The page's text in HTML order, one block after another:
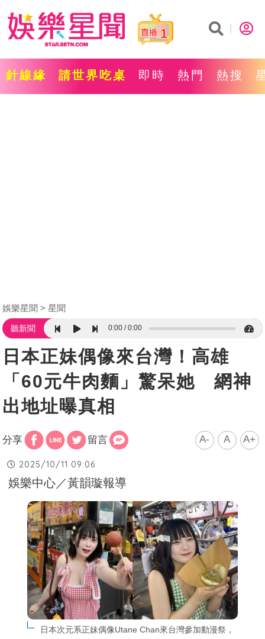
1
針線緣 請世界吃桌 即時 熱門 熱搜
娛樂星聞 星聞
聽新聞 0:00 0:00
日本正妹偶像來台灣！高雄
「60元牛肉麵」驚呆她 網神
出地址曝真相
分享 留言 A- A A+
2025/10/11 09:06
娛樂中心／黃韻璇報導
日本次元系正妹偶像Utane Chan來台灣參加動漫祭，